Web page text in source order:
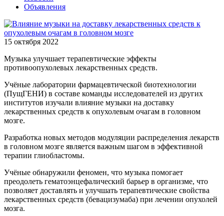
Объявления
15 октября 2022
Музыка улучшает терапевтические эффекты
противоопухолевых лекарственных средств.
Учёные лаборатории фармацевтической биотехнологии
(ПущГЕНИ) в составе команды исследователей из других
институтов изучали влияние музыки на доставку
лекарственных средств к опухолевым очагам в головном
мозге.
Разработка новых методов модуляции распределения лекарств
в головном мозге является важным шагом в эффективной
терапии глиобластомы.
Учёные обнаружили феномен, что музыка помогает
преодолеть гематоэнцефалический барьер в организме, что
позволяет доставлять и улучшать терапевтические свойства
лекарственных средств (бевацизумаба) при лечении опухолей
мозга.